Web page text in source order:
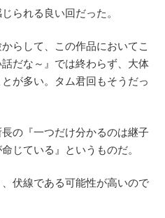
られる良い回だった。
らして、この作品においてこ
だな～』では終わらず、大体
が多い。タム君回もそうだっ
の『一つだけ分かるのは継子
じている』というものだ。
伏線である可能性が高いので